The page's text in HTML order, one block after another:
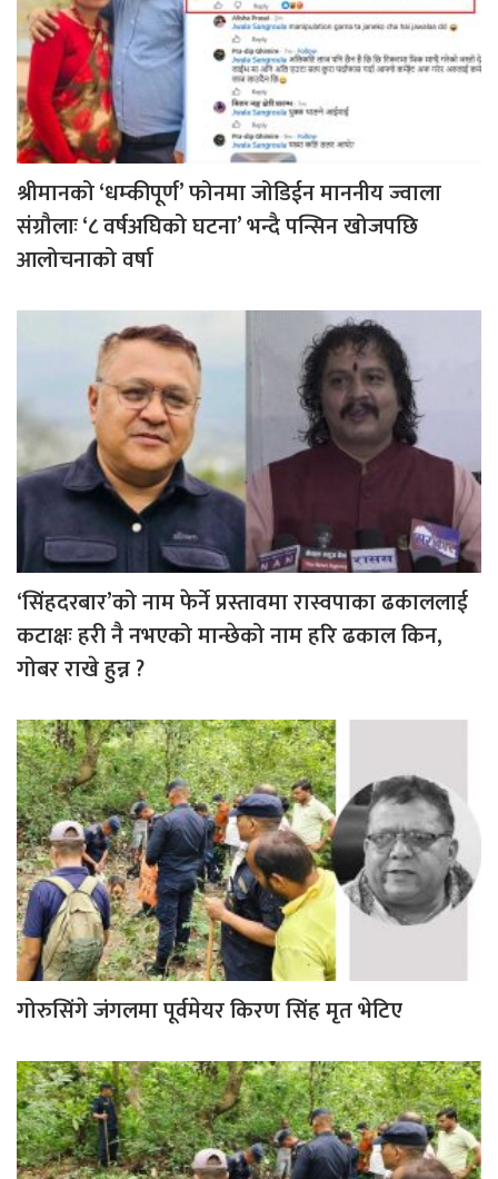
श्रीमानको ‘धम्कीपूर्ण’ फोनमा जोडिईन माननीय ज्वाला
संग्रौलाः ‘८ वर्षअघिको घटना’ भन्दै पन्सिन खोजपछि
आलोचनाको वर्षा
‘सिंहदरबार’को नाम फेर्ने प्रस्तावमा रास्वपाका ढकाललाई
कटाक्षः हरी नै नभएको मान्छेको नाम हरि ढकाल किन,
गोबर राखे हुन्न ?
गोरुसिंगे जंगलमा पूर्वमेयर किरण सिंह मृत भेटिए